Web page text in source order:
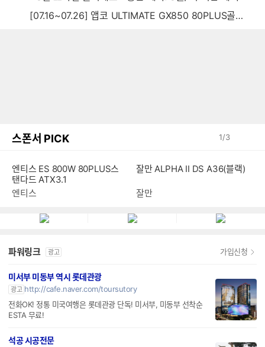
[07.16~07.26] 앱코 ULTIMATE GX850 80PLUS골드 풀모듈러 ATX3.0 블랙
스폰서 PICK 1/3
엔티스 ES 800W 80PLUS스
탠다드 ATX3.1
엔티스
잘만 ALPHA II DS A36(블랙)
잘만
파워링크 광고 가입신청
미서부 미동부 역시 롯데관광
광고 http://cafe.naver.com/toursutory
전화OK! 정통 미국여행은 롯데관광 단독! 미서부, 미동부 선착순
ESTA 무료!
석공 시공전문